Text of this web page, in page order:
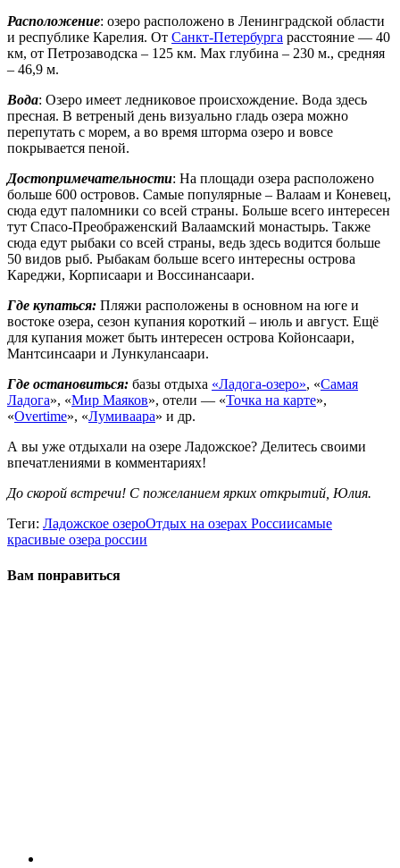
Расположение: озеро расположено в Ленинградской области
и республике Карелия. От Санкт-Петербурга расстояние — 40
км, от Петрозаводска – 125 км. Max глубина – 230 м., средняя
– 46,9 м.
Вода: Озеро имеет ледниковое происхождение. Вода здесь
пресная. В ветреный день визуально гладь озера можно
перепутать с морем, а во время шторма озеро и вовсе
покрывается пеной.
Достопримечательности: На площади озера расположено
больше 600 островов. Самые популярные – Валаам и Коневец,
сюда едут паломники со всей страны. Больше всего интересен
тут Спасо-Преображенский Валаамский монастырь. Также
сюда едут рыбаки со всей страны, ведь здесь водится больше
50 видов рыб. Рыбакам больше всего интересны острова
Кареджи, Корписаари и Воссинансаари.
Где купаться: Пляжи расположены в основном на юге и
востоке озера, сезон купания короткий – июль и август. Ещё
для купания может быть интересен острова Койонсаари,
Мантсинсаари и Лункулансаари.
Где остановиться: базы отдыха «Ладога-озеро», «Самая
Ладога», «Мир Маяков», отели — «Точка на карте»,
«Overtime», «Лумиваара» и др.
А вы уже отдыхали на озере Ладожское? Делитесь своими
впечатлениями в комментариях!
До скорой встречи! С пожеланием ярких открытий, Юлия.
Теги: Ладожское озероОтдых на озерах Россиисамые
красивые озера россии
Вам понравиться